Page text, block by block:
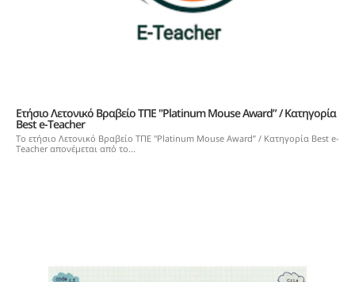
Ετήσιο Λετονικό Βραβείο ΤΠΕ "Platinum Mouse Award” / Κατηγορία
Best e-Teacher
Το ετήσιο Λετονικό Βραβείο ΤΠΕ "Platinum Mouse Award” / Κατηγορία Best e-
Teacher απονέμεται από το...